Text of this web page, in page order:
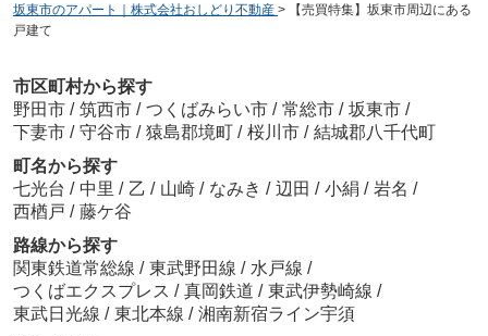
坂東市のアパート｜株式会社おしどり不動産 >
【売買特集】坂東市周辺にある
戸建て
市区町村から探す
野田市 / 筑西市 / つくばみらい市 / 常総市 / 坂東市 /
下妻市 / 守谷市 / 猿島郡境町 / 桜川市 / 結城郡八千代町
町名から探す
七光台 / 中里 / 乙 / 山崎 / なみき / 辺田 / 小絹 / 岩名 /
西楢戸 / 藤ケ谷
路線から探す
関東鉄道常総線 / 東武野田線 / 水戸線 /
つくばエクスプレス / 真岡鉄道 / 東武伊勢崎線 /
東武日光線 / 東北本線 / 湘南新宿ライン宇須